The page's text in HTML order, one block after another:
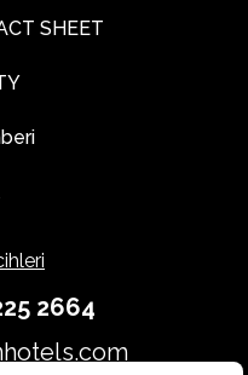
SHEET
2664